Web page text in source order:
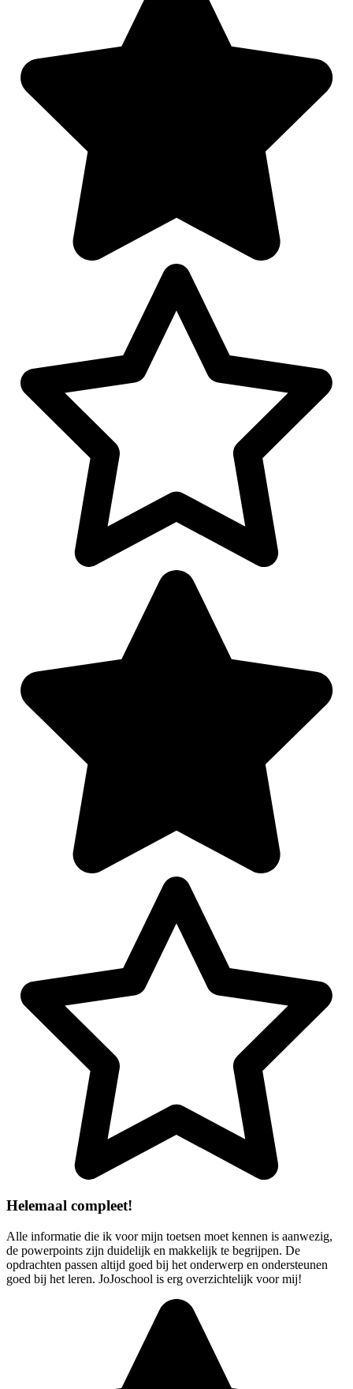
Helemaal compleet!
Alle informatie die ik voor mijn toetsen moet kennen is aanwezig,
de powerpoints zijn duidelijk en makkelijk te begrijpen. De
opdrachten passen altijd goed bij het onderwerp en ondersteunen
goed bij het leren. JoJoschool is erg overzichtelijk voor mij!